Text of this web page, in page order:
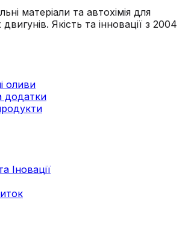
матеріали та автохімія для
Якість та інновації з 2004
оливи
додатки
Іновації